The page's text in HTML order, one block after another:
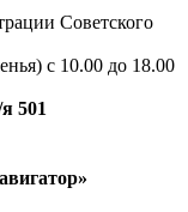
Советского
с 10.00 до 18.00
501